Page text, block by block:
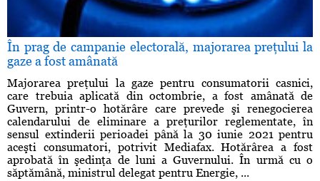
În prag de campanie electorală, majorarea preţului la
gaze a fost amânată
Majorarea preţului la gaze pentru consumatorii casnici,
care trebuia aplicată din octombrie, a fost amânată de
Guvern, printr-o hotărâre care prevede şi renegocierea
calendarului de eliminare a preţurilor reglementate, în
sensul extinderii perioadei până la 30 iunie 2021 pentru
aceşti consumatori, potrivit Mediafax. Hotărârea a fost
aprobată în şedinţa de luni a Guvernului. În urmă cu o
săptămână, ministrul delegat pentru Energie, ...